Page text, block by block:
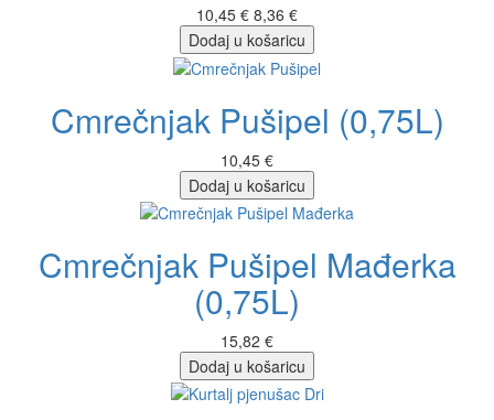
10,45 € 8,36 €
Dodaj u košaricu
Cmrečnjak Pušipel (0,75L)
10,45 €
Dodaj u košaricu
Cmrečnjak Pušipel Mađerka
(0,75L)
15,82 €
Dodaj u košaricu